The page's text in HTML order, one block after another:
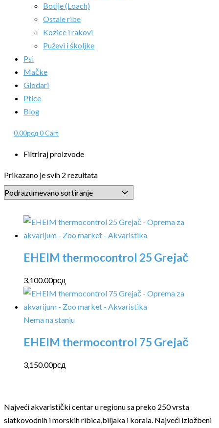
Botije (Loach)
Ostale ribe
Kozice i rakovi
Puževi i školjke
Psi
Mačke
Glodari
Ptice
Blog
0.00рсд 0Cart
Filtriraj proizvode
Prikazano je svih 2 rezultata
EHEIM thermocontrol 25 Grejač
3,100.00рсд
Nema na stanju
EHEIM thermocontrol 75 Grejač
3,150.00рсд
Najveći akvaristički centar u regionu sa preko 250 vrsta
slatkovodnih i morskih ribica,biljaka i korala. Najveći izložbeni